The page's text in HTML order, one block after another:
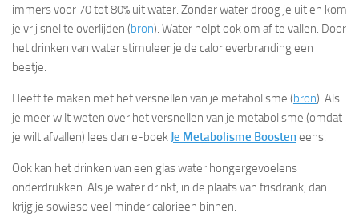
immers voor 70 tot 80% uit water. Zonder water droog je uit en kom
je vrij snel te overlijden (bron). Water helpt ook om af te vallen. Door
het drinken van water stimuleer je de calorieverbranding een
beetje.
Heeft te maken met het versnellen van je metabolisme (bron). Als
je meer wilt weten over het versnellen van je metabolisme (omdat
je wilt afvallen) lees dan e-boek Je Metabolisme Boosteneens.
Ook kan het drinken van een glas water hongergevoelens
onderdrukken. Als je water drinkt, in de plaats van frisdrank, dan
krijg je sowieso veel minder calorieën binnen.